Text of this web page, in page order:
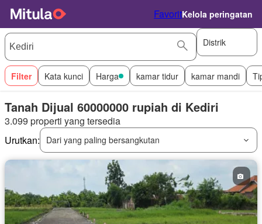
FavoritKelola peringatan
Distrik
Filter Kata kunci Harga kamar tidur kamar mandi
Tanah Dijual 60000000 rupiah di Kediri
3.099 properti yang tersedia
Urutkan:
Dari yang paling bersangkutan